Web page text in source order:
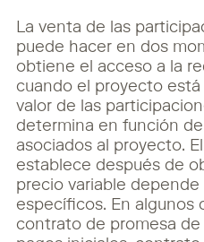
La venta de las
puede hacer en dos
obtiene el acceso a la
cuando el proyecto está
valor de las
determina en función
asociados al proyecto.
establece después de
preciovariable
específicos. En algunos
contrato de promesa